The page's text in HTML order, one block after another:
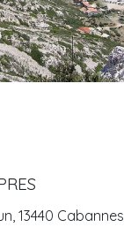
13440 Cabannes